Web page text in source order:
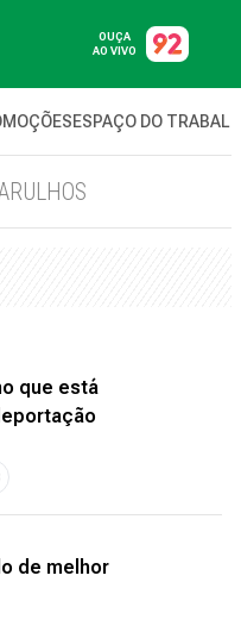
OUÇA
AO VIVO
ESPAÇO DO
que está
de melhor